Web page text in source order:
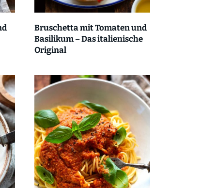
Bruschetta mit Tomaten und
Basilikum – Das italienische
Original